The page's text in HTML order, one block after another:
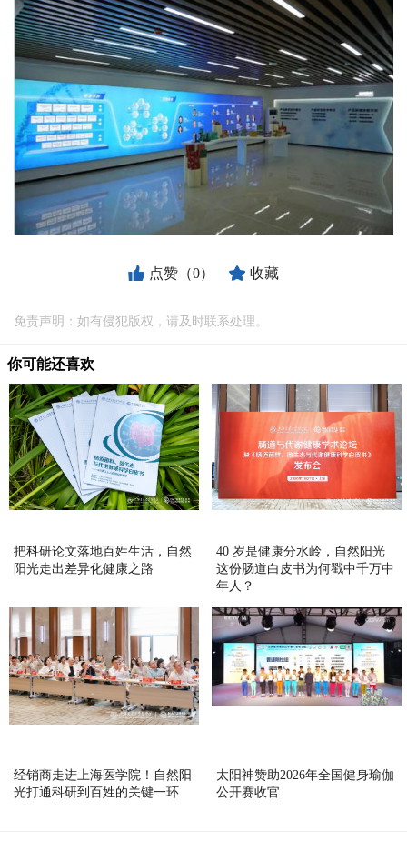
点赞（0） 收藏
免责声明：如有侵犯版权，请及时联系处理。
你可能还喜欢
把科研论文落地百姓生活，自然
阳光走出差异化健康之路
40 岁是健康分水岭，自然阳光
这份肠道白皮书为何戳中千万中
年人？
经销商走进上海医学院！自然阳
光打通科研到百姓的关键一环
太阳神赞助2026年全国健身瑜伽
公开赛收官